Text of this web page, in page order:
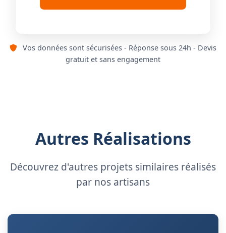
Vos données sont sécurisées - Réponse sous 24h - Devis
gratuit et sans engagement
Autres Réalisations
Découvrez d'autres projets similaires réalisés
par nos artisans